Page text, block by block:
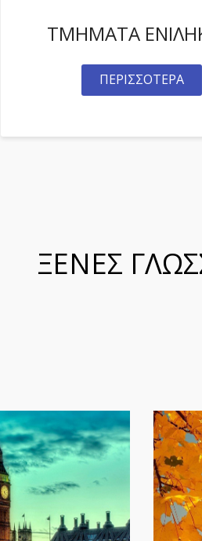
ΤΜΗΜΑΤΑ
ΠΕΡΙΣΣΟΤΕΡΑ
ΞΕΝΕΣ